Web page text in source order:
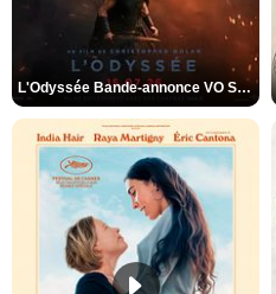
L'Odyssée Bande-annonce VO STFR